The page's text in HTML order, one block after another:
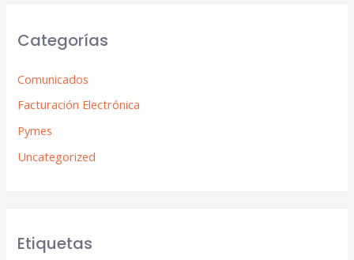
Categorías
Comunicados
Facturación Electrónica
Pymes
Uncategorized
Etiquetas